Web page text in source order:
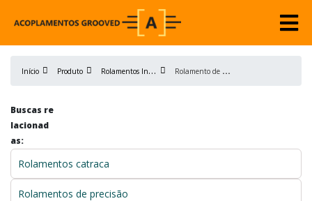
Início Produto R
olamentos Industriais R
olamento de esfera dupla carreira
Buscas re
lacionad
as:
Rolamentos catraca
Rolamentos de precisão